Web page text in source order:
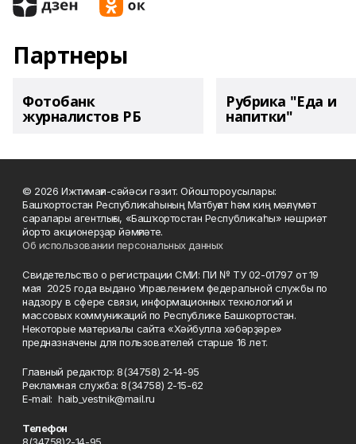
Партнеры
Фотобанк
журналистов РБ
Рубрика "Еда и
напитки"
© 2026 Ижтимағи-сәйәси гәзит. Ойоштороусылары:
Башҡортостан Республикаһының Матбуғат һәм киң мәғлүмәт
саралары агентлығы, «Башҡортостан Республикаһы» нәшриәт
йорто акционерҙар йәмғиәте.
Об использовании персональных данных
Свидетельство о регистрации СМИ: ПИ № ТУ 02-01797 от 19
мая 2025 года выдано Управлением федеральной службы по
надзору в сфере связи, информационных технологий и
массовых коммуникаций по Республике Башкортостан.
Некоторые материалы сайта «Хәйбулла хәбәрҙәре»
предназначены для пользователей старше 16 лет.
Главный редактор: 8(34758) 2-14-95
Рекламная служба: 8(34758) 2-15-62
Е-mаil: haib_vestnik@mail.ru
Телефон